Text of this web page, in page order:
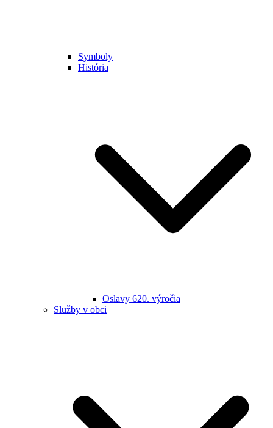
Symboly
História
Oslavy 620. výročia
Služby v obci